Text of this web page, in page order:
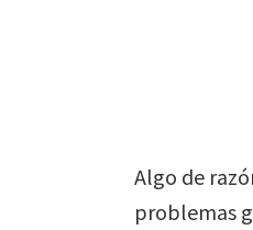
Algo de
problemas